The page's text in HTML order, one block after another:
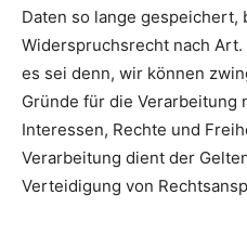
Daten so lange gespeichert,
Widerspruchsrecht nach Art.
es sei denn, wir können
Gründe für die Verarbeitung
Interessen, Rechte und
Verarbeitung dient der
Verteidigung von